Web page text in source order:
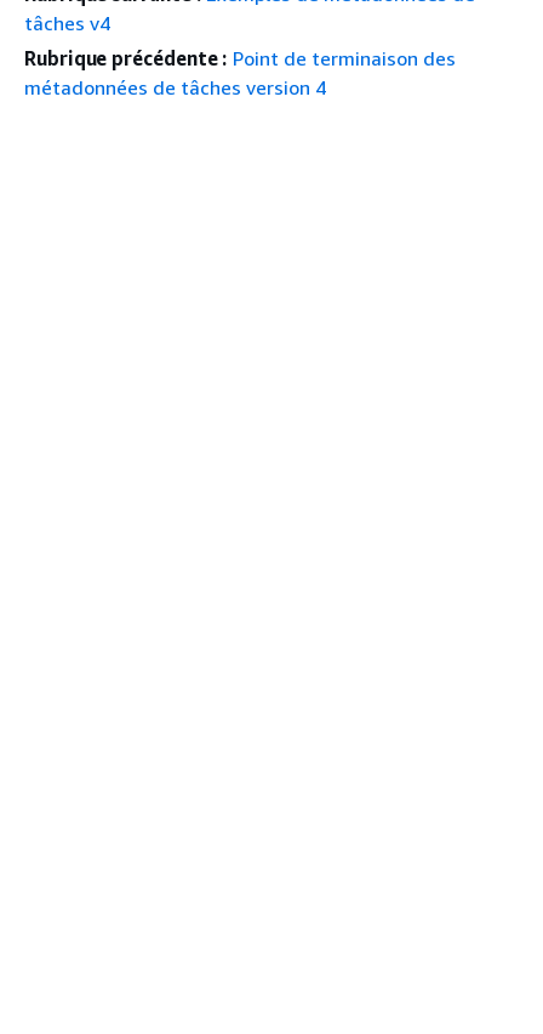
tâches v4
Rubrique précédente : Point de terminaison des
métadonnées de tâches version 4